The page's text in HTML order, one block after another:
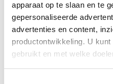
apparaat op te slaan en te
gepersonaliseerde
advertenties en content,
productontwikkeling. U
gebruikt en met welke
Baltazar Julius
Parijs (Frankrijk) 1949
Baltens Pieter
Antwerpen 1527 - 1584
Bandinelli Baccio